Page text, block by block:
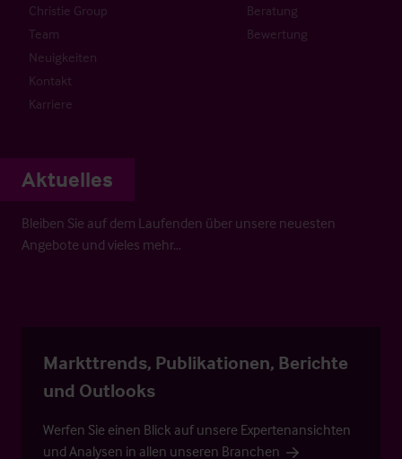
Christie Group
Team
Neuigkeiten
Kontakt
Karriere
Beratung
Bewertung
Aktuelles
Bleiben Sie auf dem Laufenden über unsere neuesten
Angebote und vieles mehr…
Markttrends, Publikationen, Berichte
und Outlooks
Werfen Sie einen Blick auf unsere Expertenansichten
und Analysen in allen unseren Branchen